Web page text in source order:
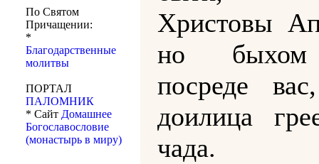
По Святом
Причащении:
*
Благодарственные
молитвы
ПОРТАЛ
ПАЛОМНИК
* Сайт Домашнее
Богославословие
(монастырь в миру)
Христовы
но
посреде
доилица
чада.